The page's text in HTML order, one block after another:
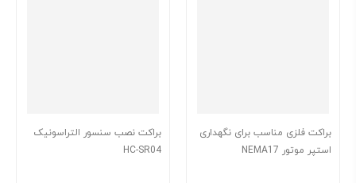
براکت فلزی مناسب برای نگهداری
استپر موتور NEMA17
براکت نصب سنسور التراسونیک
HC-SR04